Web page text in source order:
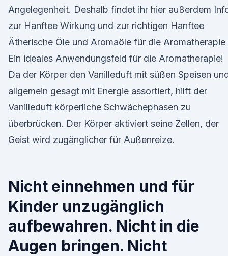
Angelegenheit. Deshalb findet ihr hier außerdem
zur Hanftee Wirkung und zur richtigen Hanftee
Ätherische Öle und Aromaöle für die Aromatherapie
Ein ideales Anwendungsfeld für die Aromatherapie!
Da der Körper den Vanilleduft mit süßen Speisen
allgemein gesagt mit Energie assortiert, hilft der
Vanilleduft körperliche Schwächephasen zu
überbrücken. Der Körper aktiviert seine Zellen, der
Geist wird zugänglicher für Außenreize.
Nicht einnehmen und für
Kinder unzugänglich
aufbewahren. Nicht in die
Augen bringen. Nicht